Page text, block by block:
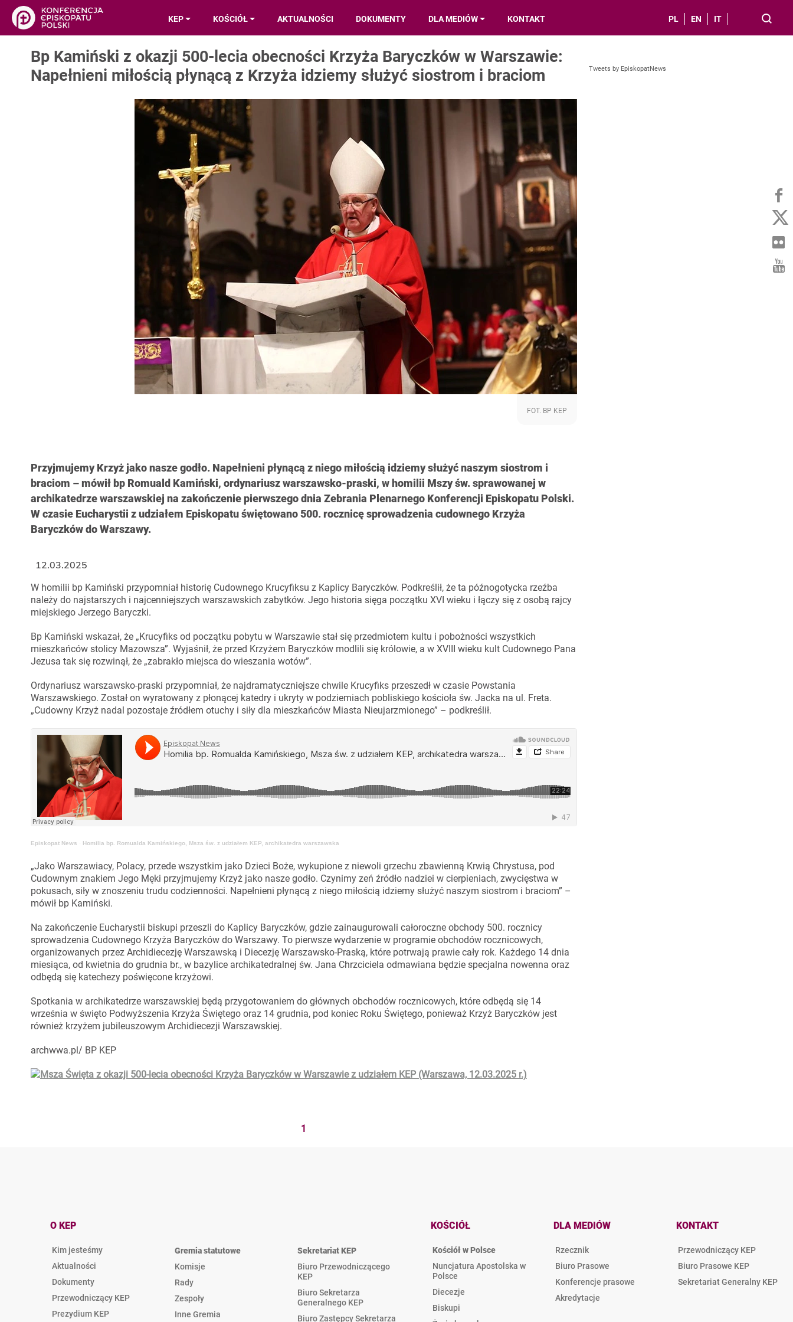
KEP KOŚCIÓŁ AKTUALNOŚCI DOKUMENTY DLA MEDIÓW KONTAKT PL EN IT
Bp Kamiński z okazji 500-lecia obecności Krzyża Baryczków w Warszawie:
Napełnieni miłością płynącą z Krzyża idziemy służyć siostrom i braciom
Przyjmujemy Krzyż jako nasze godło. Napełnieni płynącą z niego miłością idziemy służyć naszym siostrom i
braciom – mówił bp Romuald Kamiński, ordynariusz warszawsko-praski, w homilii Mszy św. sprawowanej w
archikatedrze warszawskiej na zakończenie pierwszego dnia Zebrania Plenarnego Konferencji Episkopatu Polski.
W czasie Eucharystii z udziałem Episkopatu świętowano 500. rocznicę sprowadzenia cudownego Krzyża
Baryczków do Warszawy.
FOT. BP KEP
W homilii bp Kamiński przypomniał historię Cudownego Krucyfiksu z Kaplicy Baryczków. Podkreślił, że ta późnogotycka rzeźba
należy do najstarszych i najcenniejszych warszawskich zabytków. Jego historia sięga początku XVI wieku i łączy się z osobą rajcy
miejskiego Jerzego Baryczki.
Bp Kamiński wskazał, że „Krucyfiks od początku pobytu w Warszawie stał się przedmiotem kultu i pobożności wszystkich
mieszkańców stolicy Mazowsza”. Wyjaśnił, że przed Krzyżem Baryczków modlili się królowie, a w XVIII wieku kult Cudownego Pana
Jezusa tak się rozwinął, że „zabrakło miejsca do wieszania wotów”.
Ordynariusz warszawsko-praski przypomniał, że najdramatyczniejsze chwile Krucyfiks przeszedł w czasie Powstania
Warszawskiego. Został on wyratowany z płonącej katedry i ukryty w podziemiach pobliskiego kościoła św. Jacka na ul. Freta.
„Cudowny Krzyż nadal pozostaje źródłem otuchy i siły dla mieszkańców Miasta Nieujarzmionego” – podkreślił.
Episkopat News · Homilia bp. Romualda Kamińskiego, Msza św. z udziałem KEP, archikatedra warszawska
„Jako Warszawiacy, Polacy, przede wszystkim jako Dzieci Boże, wykupione z niewoli grzechu zbawienną Krwią Chrystusa, pod
Cudownym znakiem Jego Męki przyjmujemy Krzyż jako nasze godło. Czynimy zeń źródło nadziei w cierpieniach, zwycięstwa w
pokusach, siły w znoszeniu trudu codzienności. Napełnieni płynącą z niego miłością idziemy służyć naszym siostrom i braciom” –
mówił bp Kamiński.
Na zakończenie Eucharystii biskupi przeszli do Kaplicy Baryczków, gdzie zainaugurowali całoroczne obchody 500. rocznicy
sprowadzenia Cudownego Krzyża Baryczków do Warszawy. To pierwsze wydarzenie w programie obchodów rocznicowych,
organizowanych przez Archidiecezję Warszawską i Diecezję Warszawsko-Praską, które potrwają prawie cały rok. Każdego 14 dnia
miesiąca, od kwietnia do grudnia br., w bazylice archikatedralnej św. Jana Chrzciciela odmawiana będzie specjalna nowenna oraz
odbędą się katechezy poświęcone krzyżowi.
Spotkania w archikatedrze warszawskiej będą przygotowaniem do głównych obchodów rocznicowych, które odbędą się 14
września w święto Podwyższenia Krzyża Świętego oraz 14 grudnia, pod koniec Roku Świętego, ponieważ Krzyż Baryczków jest
również krzyżem jubileuszowym Archidiecezji Warszawskiej.
archwwa.pl/ BP KEP
1
12.03.2025
Tweets by EpiskopatNews
O KEP
Kim jesteśmy
Aktualności
Dokumenty
Przewodniczący KEP
Prezydium KEP
Gremia statutowe
Komisje
Rady
Zespoły
Inne Gremia
Sekretariat KEP
Biuro Przewodniczącego
KEP
Biuro Sekretarza
Generalnego KEP
Biuro Zastępcy Sekretarza
KOŚCIÓŁ
Kościół w Polsce
Nuncjatura Apostolska w
Polsce
Diecezje
Biskupi
DLA MEDIÓW
Rzecznik
Biuro Prasowe
Konferencje prasowe
Akredytacje
KONTAKT
Przewodniczący KEP
Biuro Prasowe KEP
Sekretariat Generalny KEP